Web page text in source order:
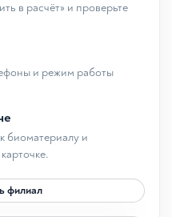
в расчёт» и проверьте
и режим работы
биоматериалу и
филиал